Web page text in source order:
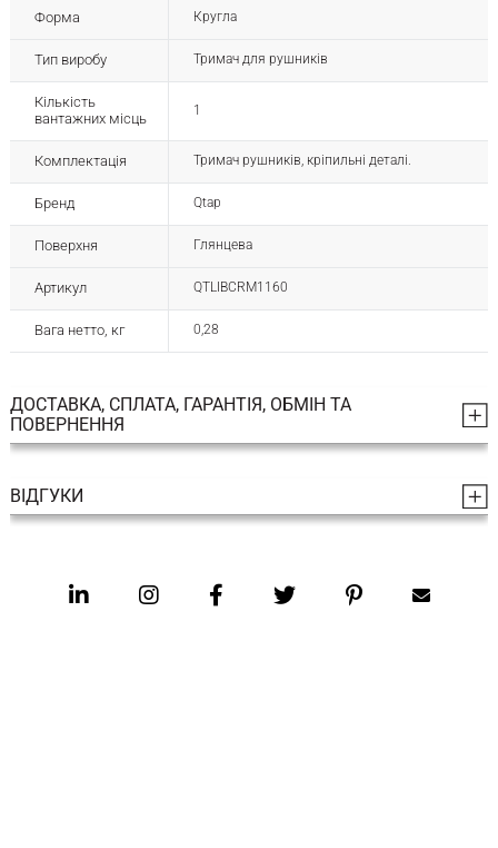
Форма Кругла
Тип виробу Тримач для рушників
Кількість
вантажних місць
1
Комплектація Тримач рушників, кріпильні деталі.
Бренд Qtap
Поверхня Глянцева
Артикул QTLIBCRM1160
Вага нетто, кг 0,28
ДОСТАВКА, СПЛАТА, ГАРАНТІЯ, ОБМІН ТА
ПОВЕРНЕННЯ
ВІДГУКИ